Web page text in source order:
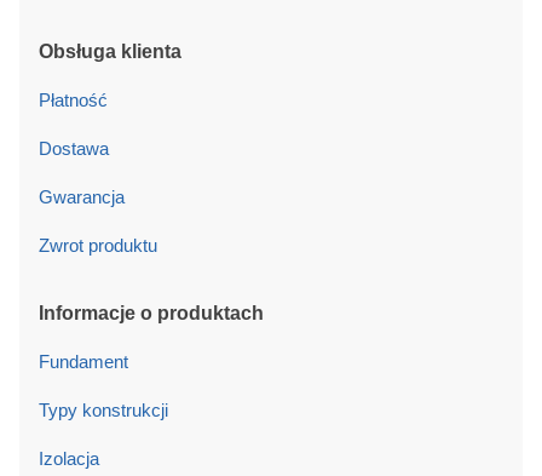
Obsługa klienta
Płatność
Dostawa
Gwarancja
Zwrot produktu
Informacje o produktach
Fundament
Typy konstrukcji
Izolacja